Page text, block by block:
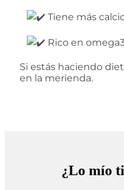
Tiene más
Rico en
Si estás haciendo
en la merienda.
¿Lo mío